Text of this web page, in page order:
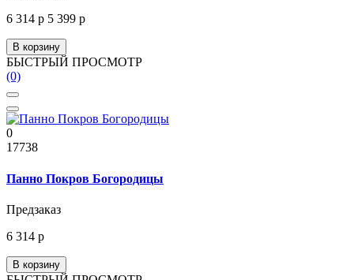
6 314 р 5 399 р
В корзину
БЫСТРЫЙ ПРОСМОТР
(0)
0
17738
Панно Покров Богородицы
Предзаказ
6 314 р
В корзину